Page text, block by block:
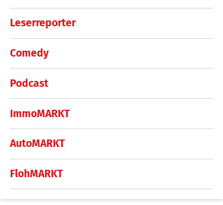
Leserreporter
Comedy
Podcast
ImmoMARKT
AutoMARKT
FlohMARKT